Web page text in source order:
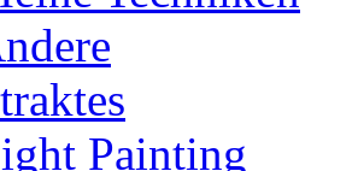
Painting